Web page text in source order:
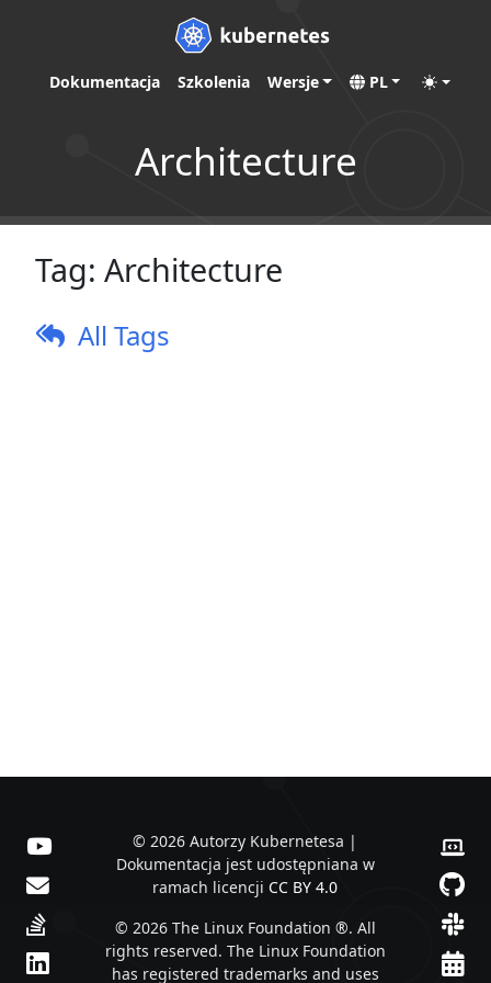
Dokumentacja Szkolenia Wersje PL
Architecture
Tag: Architecture
All Tags
© 2026 Autorzy Kubernetesa |
Dokumentacja jest udostępniana w
ramach licencji CC BY 4.0
© 2026 The Linux Foundation ®. All
rights reserved. The Linux Foundation
has registered trademarks and uses